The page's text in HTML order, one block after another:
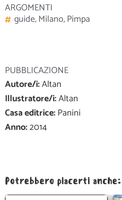
PUBBLICAZIONE
Autore/i:Altan
Illustratore/i:Altan
Casa editrice:Panini
Anno:2014
ARGOMENTI
guide,Milano,Pimpa
Potrebbero piacerti anche: